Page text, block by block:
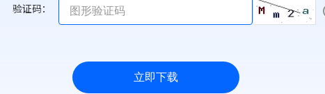
验证码：
立即下载